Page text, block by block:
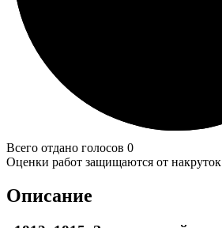
Всего отдано голосов 0
Оценки работ защищаются от
Описание